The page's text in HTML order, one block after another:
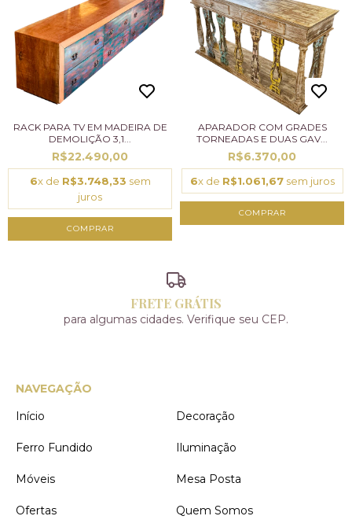
RACK PARA TV EM MADEIRA DE
DEMOLIÇÃO 3,1...
R$22.490,00
6x de R$3.748,33 sem
juros
APARADOR COM GRADES
TORNEADAS E DUAS GAV...
R$6.370,00
6x de R$1.061,67sem juros
FRETE GRÁTIS
para algumas cidades. Verifique seu CEP.
NAVEGAÇÃO
Início
Decoração
Ferro Fundido Iluminação
Móveis Mesa Posta
Ofertas Quem Somos